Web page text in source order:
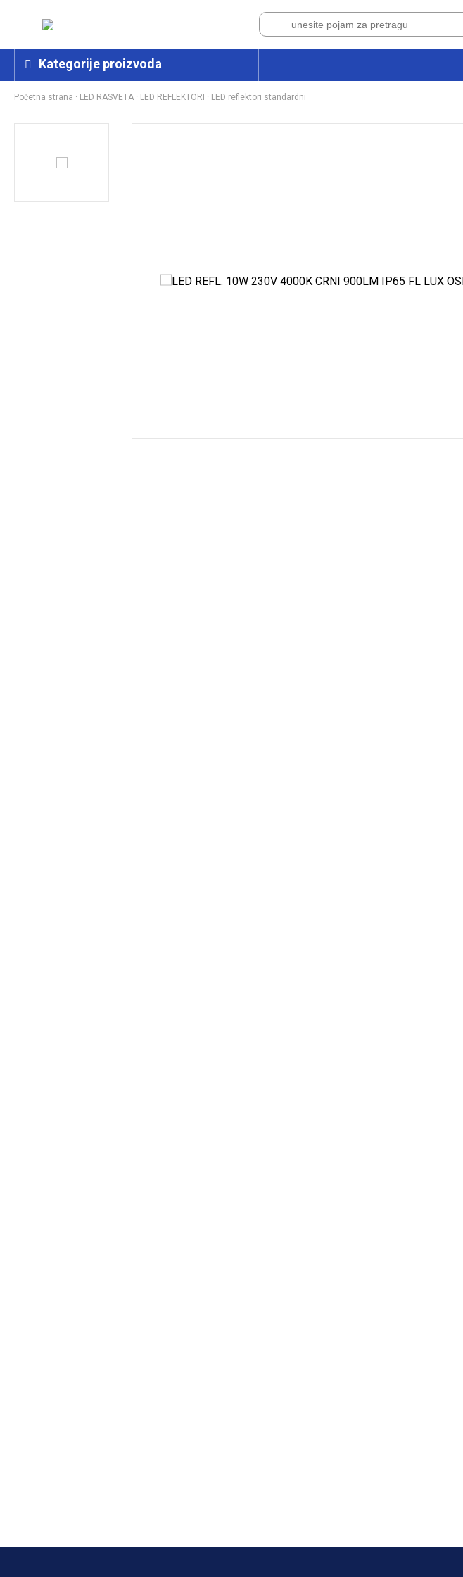
Kategorije proizvoda
Početna strana · LED RASVETA · LED REFLEKTORI · LED reflektori standardni